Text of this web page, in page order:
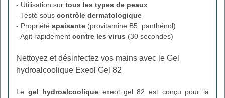
- Utilisation sur tous les types de peaux
- Testé sous contrôle dermatologique
- Propriété apaisante (provitamine B5, panthénol)
- Agit rapidement contre les virus (30 secondes)
Nettoyez et désinfectez vos mains avec le Gel
hydroalcoolique Exeol Gel 82
Le gel hydroalcoolique exeol gel 82 est conçu pour la